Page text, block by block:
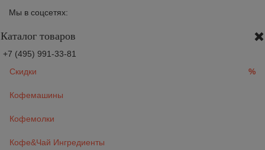
Мы в соцсетях:
Каталог товаров
+7 (495) 991-33-81
Скидки
%
Кофемашины
Кофемолки
Кофе&Чай Ингредиенты